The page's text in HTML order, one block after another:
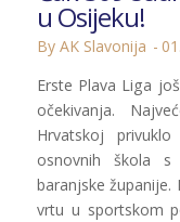
u Osijeku!
By AK Slavonija
Erste Plava Liga
očekivanja.
Hrvatskoj
osnovnih škola
baranjske županije.
vrtu u sportskom